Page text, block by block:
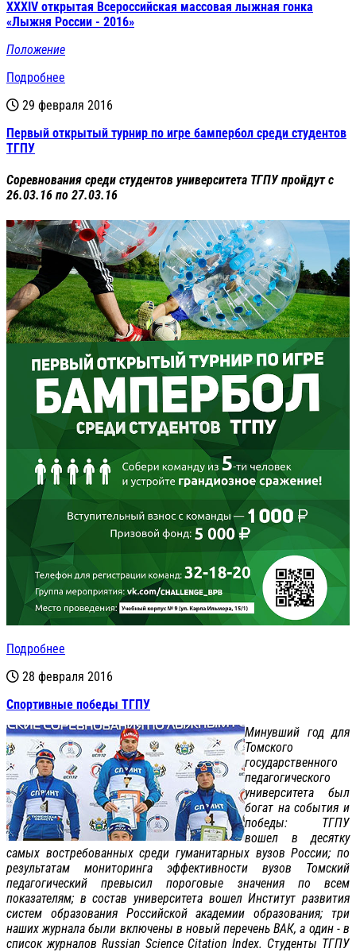
XXXIV открытая Всероссийская массовая лыжная гонка
«Лыжня России - 2016»
Положение
Подробнее
29 февраля 2016
Первый открытый турнир по игре бампербол среди студентов
ТГПУ
Соревнования среди студентов университета ТГПУ пройдут с
26.03.16 по 27.03.16
Подробнее
28 февраля 2016
Спортивные победы ТГПУ
Минувший год для
Томского
государственного
педагогического
университета был
богат на события и
победы: ТГПУ
вошел в десятку
самых востребованных среди гуманитарных вузов России; по
результатам мониторинга эффективности вузов Томский
педагогический превысил пороговые значения по всем
показателям; в состав университета вошел Институт развития
систем образования Российской академии образования; три
наших журнала были включены в новый перечень ВАК, а один - в
список журналов Russian Science Citation Index. Студенты ТГПУ